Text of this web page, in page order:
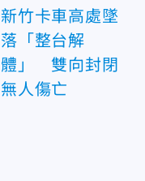
新竹卡車高處墜
落「整台解
體」 雙向封閉
無人傷亡